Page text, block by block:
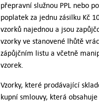
přepravní služnou PPL nebo
poplatek za jednu zásilku Kč
vzorků najednou a jsou
vzorky ve stanovené lhůtě
zápůjčním listu a včetně
vzorek.
Vzorky, které prodávající
kupní smlouvy, která